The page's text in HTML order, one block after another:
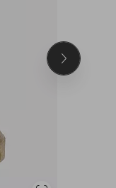
Seuraava